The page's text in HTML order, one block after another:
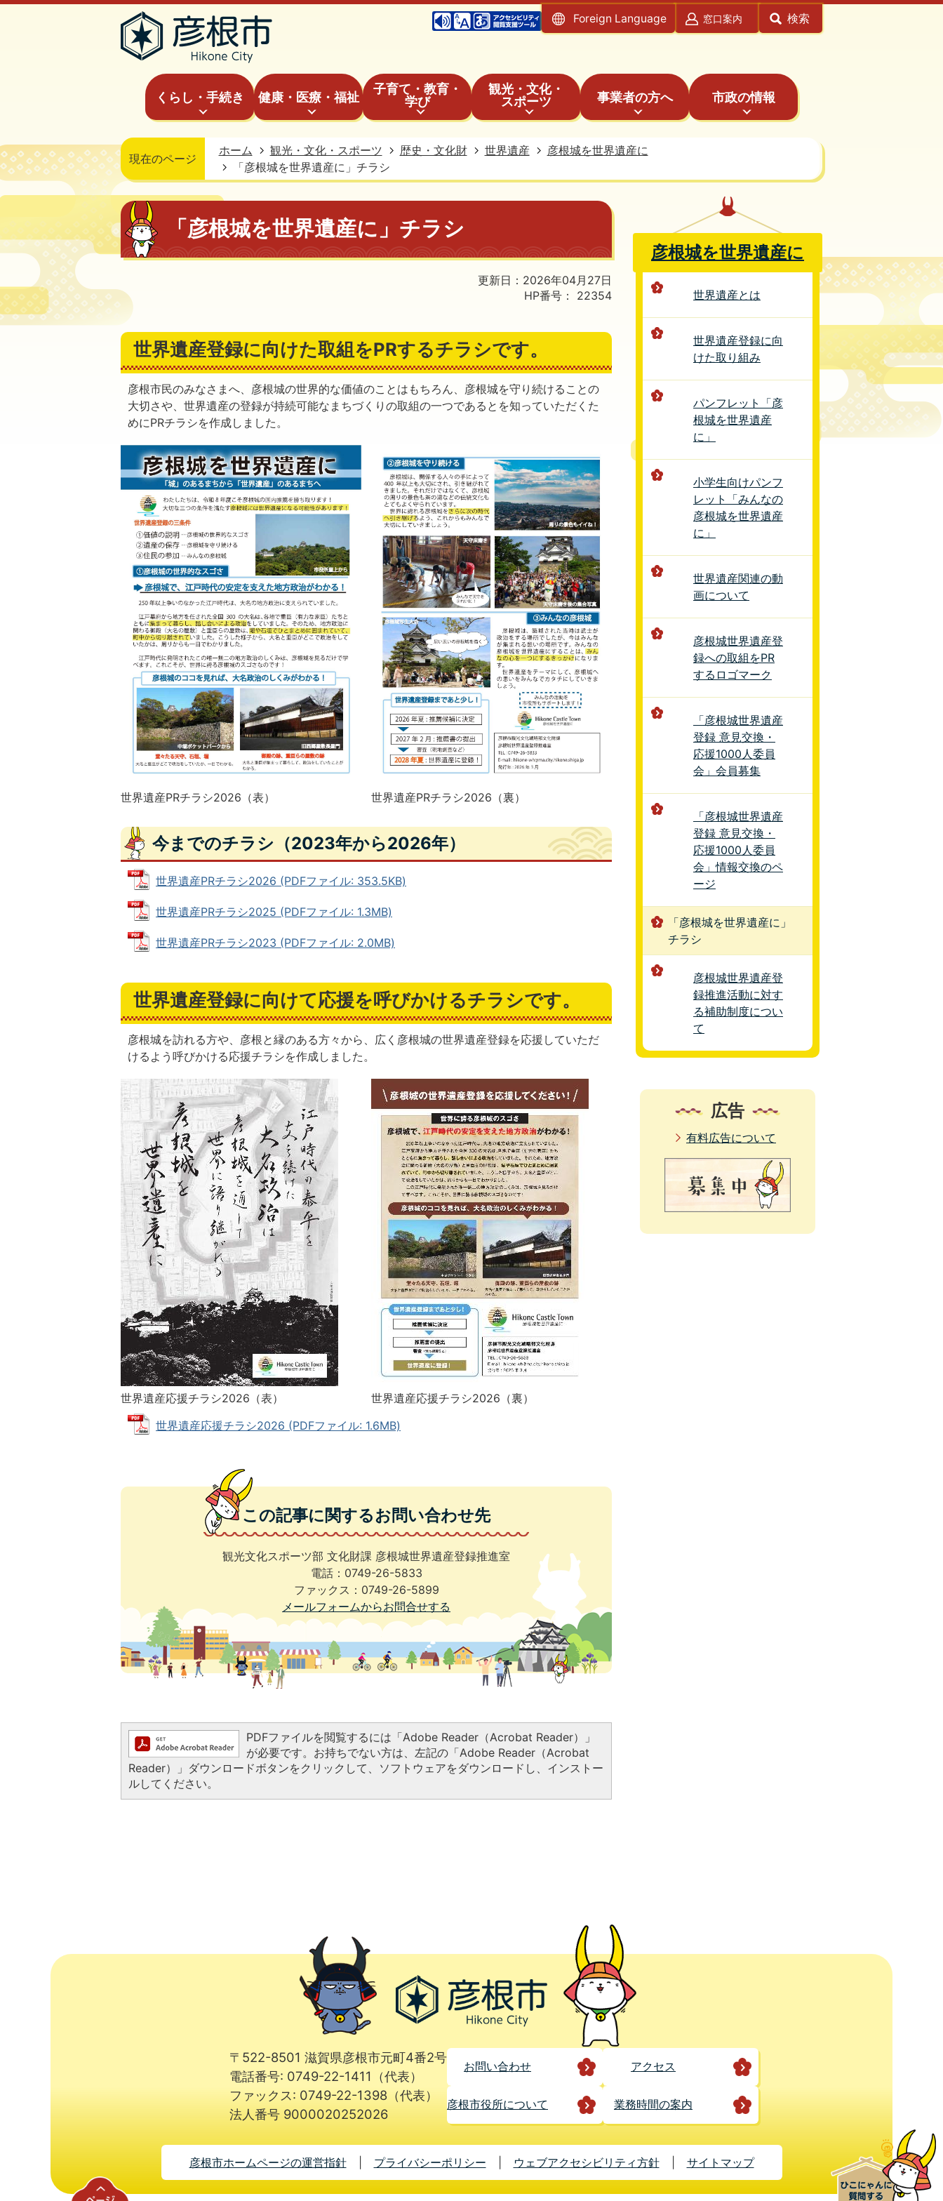
Foreign Language 窓口案内 検索
くらし・手続き 健康・医療・福祉
子育て・教育・
学び
観光・文化・
スポーツ
事業者の方へ 市政の情報
現在のページ
ホーム 観光・文化・スポーツ 歴史・文化財 世界遺産
彦根城を世界遺産に
「彦根城を世界遺産に」チラシ
「彦根城を世界遺産に」チラシ
更新日：2026年04月27日
HP番号：
22354
世界遺産登録に向けた取組をPRするチラシです。
彦根市民のみなさまへ、彦根城の世界的な価値のことはもちろん、彦根城を守り続けることの
大切さや、世界遺産の登録が持続可能なまちづくりの取組の一つであるとを知っていただくた
めにPRチラシを作成しました。
世界遺産PRチラシ2026（表） 世界遺産PRチラシ2026（裏）
今までのチラシ（2023年から2026年）
世界遺産PRチラシ2026 (PDFファイル: 353.5KB)
世界遺産PRチラシ2025 (PDFファイル: 1.3MB)
世界遺産PRチラシ2023 (PDFファイル: 2.0MB)
世界遺産登録に向けて応援を呼びかけるチラシです。
彦根城を訪れる方や、彦根と縁のある方々から、広く彦根城の世界遺産登録を応援していただ
けるよう呼びかける応援チラシを作成しました。
世界遺産応援チラシ2026（表）
世界遺産応援チラシ2026（裏）
世界遺産応援チラシ2026 (PDFファイル: 1.6MB)
この記事に関するお問い合わせ先
観光文化スポーツ部 文化財課 彦根城世界遺産登録推進室
電話：0749-26-5833
ファックス：0749-26-5899
メールフォームからお問合せする
PDFファイルを閲覧するには「Adobe Reader（Acrobat Reader）」
が必要です。お持ちでない方は、左記の「Adobe Reader（Acrobat
Reader）」ダウンロードボタンをクリックして、ソフトウェアをダウンロードし、インストー
ルしてください。
彦根城を世界遺産に
世界遺産とは
世界遺産登録に向
けた取り組み
パンフレット「彦
根城を世界遺産
に」
小学生向けパンフ
レット「みんなの
彦根城を世界遺産
に」
世界遺産関連の動
画について
彦根城世界遺産登
録への取組をPR
するロゴマーク
「彦根城世界遺産
登録 意見交換・
応援1000人委員
会」会員募集
「彦根城世界遺産
登録 意見交換・
応援1000人委員
会」情報交換のペ
ージ
「彦根城を世界遺産に」
チラシ
彦根城世界遺産登
録推進活動に対す
る補助制度につい
て
広告
有料広告について
〒522-8501 滋賀県彦根市元町4番2号
電話番号: 0749-22-1411（代表）
ファックス: 0749-22-1398（代表）
法人番号 9000020252026
お問い合わせ アクセス
彦根市役所について 業務時間の案内
彦根市ホームページの運営指針 プライバシーポリシー ウェブアクセシビリティ方針 サイトマップ